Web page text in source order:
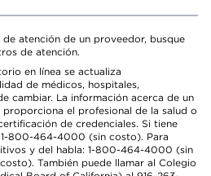
atención de un proveedor, busque
de atención.
en línea se actualiza
de médicos, hospitales,
cambiar. La información acerca de un
el profesional de la salud o
de credenciales. Si tiene
800-464-4000 (sin costo). Para
y del habla: 1-800-464-4000 (sin
También puede llamar al Colegio